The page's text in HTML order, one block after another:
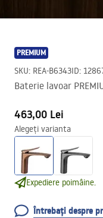
PREMIUM
SKU: REA-B6343ID:
Baterie lavoar
463,00 Lei
Alegeți varianta
Expediere poimâine.
Întrebați despre